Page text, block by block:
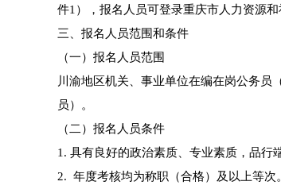
件1），报名人员可登录重庆市人力资源
三、报名人员范围和条件
（一）报名人员范围
川渝地区机关、事业单位在编在岗公务员
员）。
（二）报名人员条件
1. 具有良好的政治素质、专业素质，品行
2. 年度考核均为称职（合格）及以上等次。